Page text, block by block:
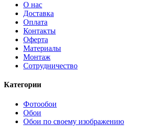
О нас
Доставка
Оплата
Контакты
Оферта
Материалы
Монтаж
Сотрудничество
Категории
Фотообои
Обои
Обои по своему изображению